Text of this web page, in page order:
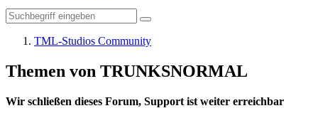
TML-Studios Community
Themen von TRUNKSNORMAL
Wir schließen dieses Forum, Support ist weiter erreichbar